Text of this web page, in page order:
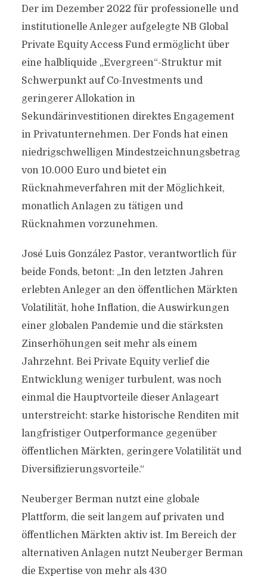
Der im Dezember 2022 für professionelle und
institutionelle Anleger aufgelegte NB Global
Private Equity Access Fund ermöglicht über
eine halbliquide „Evergreen“-Struktur mit
Schwerpunkt auf Co-Investments und
geringerer Allokation in
Sekundärinvestitionen direktes Engagement
in Privatunternehmen. Der Fonds hat einen
niedrigschwelligen Mindestzeichnungsbetrag
von 10.000 Euro und bietet ein
Rücknahmeverfahren mit der Möglichkeit,
monatlich Anlagen zu tätigen und
Rücknahmen vorzunehmen.
José Luis González Pastor, verantwortlich für
beide Fonds, betont: „In den letzten Jahren
erlebten Anleger an den öffentlichen Märkten
Volatilität, hohe Inflation, die Auswirkungen
einer globalen Pandemie und die stärksten
Zinserhöhungen seit mehr als einem
Jahrzehnt. Bei Private Equity verlief die
Entwicklung weniger turbulent, was noch
einmal die Hauptvorteile dieser Anlageart
unterstreicht: starke historische Renditen mit
langfristiger Outperformance gegenüber
öffentlichen Märkten, geringere Volatilität und
Diversifizierungsvorteile.“
Neuberger Berman nutzt eine globale
Plattform, die seit langem auf privaten und
öffentlichen Märkten aktiv ist. Im Bereich der
alternativen Anlagen nutzt Neuberger Berman
die Expertise von mehr als 430